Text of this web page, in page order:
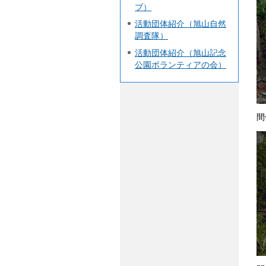
ブ）
活動団体紹介（旭山自然
調査隊）
活動団体紹介（旭山記念
公園ボランティアの会）